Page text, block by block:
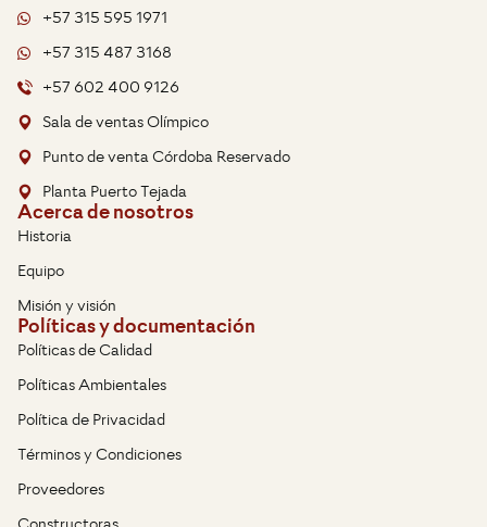
+57 315 595 1971
+57 315 487 3168
+57 602 400 9126
Sala de ventas Olímpico
Punto de venta Córdoba Reservado
Planta Puerto Tejada
Acerca de nosotros
Historia
Equipo
Misión y visión
Políticas y documentación
Políticas de Calidad
Políticas Ambientales
Política de Privacidad
Términos y Condiciones
Proveedores